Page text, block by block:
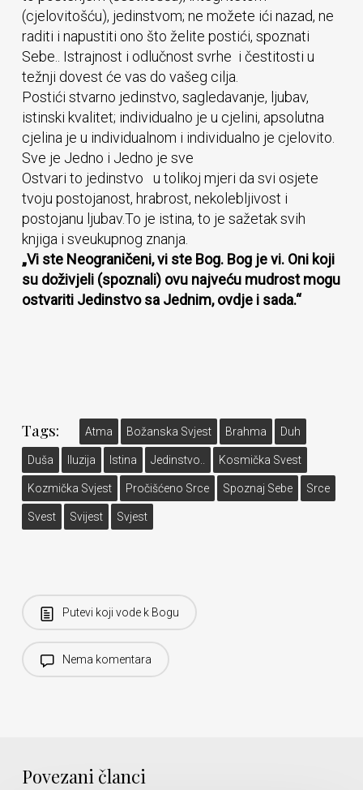
(cjelovitošću), jedinstvom; ne možete ići nazad, ne
raditi i napustiti ono što želite postići, spoznati
Sebe.. Istrajnost i odlučnost svrhe i čestitosti u
težnji dovest će vas do vašeg cilja.
Postići stvarno jedinstvo, sagledavanje, ljubav,
istinski kvalitet; individualno je u cjelini, apsolutna
cjelina je u individualnom i individualno je cjelovito.
Sve je Jedno i Jedno je sve
Ostvari to jedinstvo u tolikoj mjeri da svi osjete
tvoju postojanost, hrabrost, nekolebljivost i
postojanu ljubav.To je istina, to je sažetak svih
knjiga i sveukupnog znanja.
„Vi ste Neograničeni, vi ste Bog. Bog je vi. Oni koji
su doživjeli (spoznali) ovu najveću mudrost mogu
ostvariti Jedinstvo sa Jednim, ovdje i sada.“
Tags: Atma Božanska Svjest Brahma Duh
Duša Iluzija Istina Jedinstvo.. Kosmička Svest
Kozmička Svjest Pročišćeno Srce Spoznaj Sebe Srce
Svest Svijest Svjest
Putevi koji vode k Bogu
Nema komentara
Povezani članci